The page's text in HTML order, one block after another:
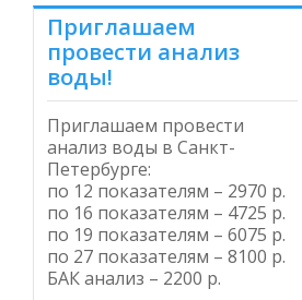
Приглашаем
провести анализ
воды!
Приглашаем провести
анализ воды в Санкт-
Петербурге:
по 12 показателям – 2970 р.
по 16 показателям – 4725 р.
по 19 показателям – 6075 р.
по 27 показателям – 8100 р.
БАК анализ – 2200 р.